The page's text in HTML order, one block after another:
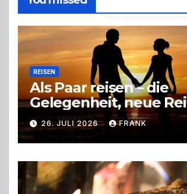
richtige
Entscheidung
REISEN
Als Paar reisen – die
Gelegenheit, neue
zu entdecken
26. JULI 2026 FRANK